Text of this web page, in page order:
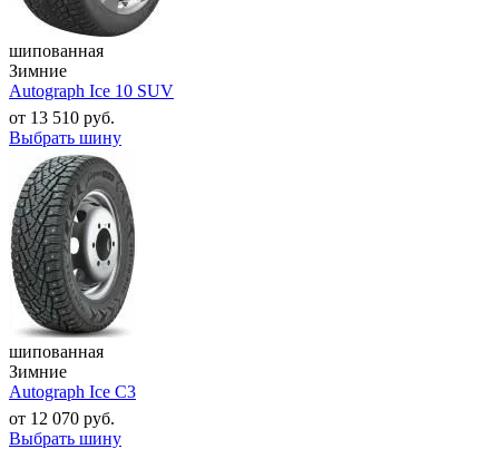
шипованная
Зимние
Autograph Ice 10 SUV
от 13 510 руб.
Выбрать шину
шипованная
Зимние
Autograph Ice C3
от 12 070 руб.
Выбрать шину